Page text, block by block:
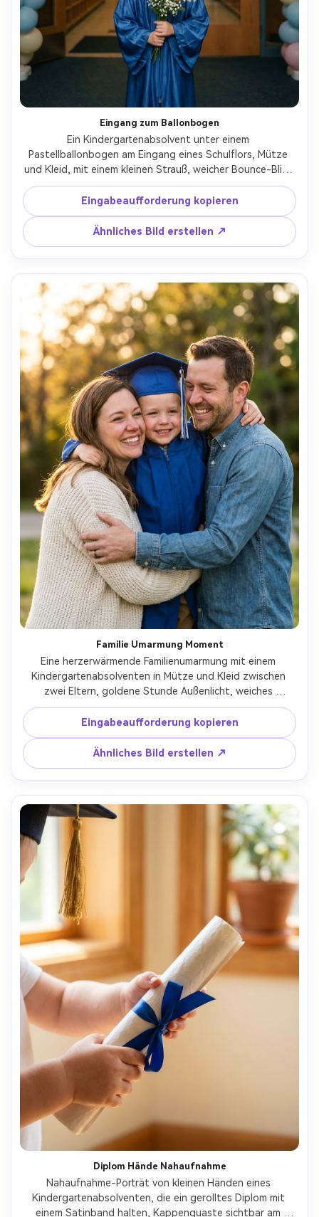
Eingang zum Ballonbogen
Ein Kindergartenabsolvent unter einem
Pastellballonbogen am Eingang eines Schulflors, Mütze
und Kleid, mit einem kleinen Strauß, weicher Bounce-Blitz
für saubere Hauttöne, aufgenommen auf Fujifilm
GFX100S, 63 mm f/2.8, zentrierte Komposition, lebendige,
aber natürliche Farbbewertung, photorealistisch,
entfernen Sie alle logos und lesbare Schilder, weiche
filmische Beleuchtung-AR 4:5
Eingabeaufforderung kopieren
Ähnliches Bild erstellen ↗
Familie Umarmung Moment
Eine herzerwärmende Familienumarmung mit einem
Kindergartenabsolventen in Mütze und Kleid zwischen
zwei Eltern, goldene Stunde Außenlicht, weiches
Felgenlicht, Hintergrund des Grüns sanft verschwommen,
aufgenommen auf Canon EOS R6, 85mm f/1.4, close
framing von der Taille nach oben, natürliche emotion,
fotorealistisch, saubere Garderobenfarben, keine logos-
-ar 4:5
Eingabeaufforderung kopieren
Ähnliches Bild erstellen ↗
Diplom Hände Nahaufnahme
Nahaufnahme-Porträt von kleinen Händen eines
Kindergartenabsolventen, die ein gerolltes Diplom mit
einem Satinband halten, Kappenquaste sichtbar am